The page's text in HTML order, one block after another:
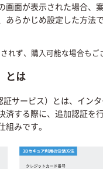
画面が表示された場合、
あらかじめ設定した方法
れず、購入可能な場合もご
とは
サービス）とは、イン
済する際に、追加認証を
みです。